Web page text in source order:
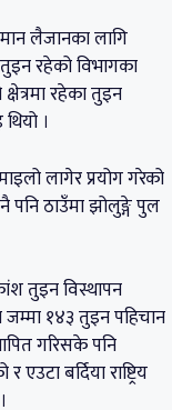
लैजानका लागि
रहेको विभागका
रहेका तुइन
।
लागेर प्रयोग गरेको
पनि ठाउँमा झोलुङ्गे पुल
तुइन विस्थापन
१४३ तुइन पहिचान
गरिसके पनि
बर्दिया राष्ट्रिय